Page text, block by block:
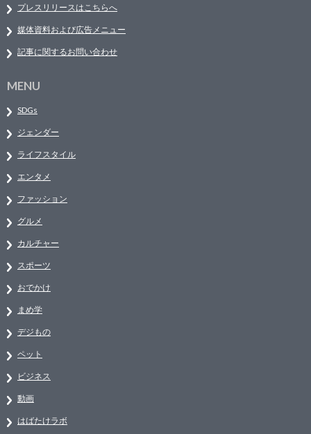
プレスリリースはこちらへ
媒体資料および広告メニュー
記事に関するお問い合わせ
MENU
SDGs
ジェンダー
ライフスタイル
エンタメ
ファッション
グルメ
カルチャー
スポーツ
おでかけ
まめ学
デジもの
ペット
ビジネス
動画
はばたけラボ